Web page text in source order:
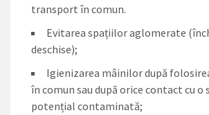
transport în comun.
Evitarea spațiilor aglomerate
deschise);
Igienizarea mâinilor după
în comun sau după orice contact cu o
potențial contaminată;